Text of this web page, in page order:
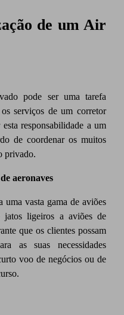
de um Air
pode ser uma tarefa
serviços de um corretor
responsabilidade a um
de coordenar os muitos
privado.
aeronaves
uma vasta gama de aviões
jatos ligeiros a aviões de
que os clientes possam
as suas necessidades
voo de negócios ou de